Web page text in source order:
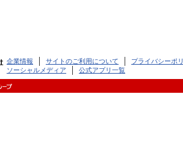
企業情報 サイトのご利用について
プライバシーポ
ソーシャルメディア
公式アプリ一覧